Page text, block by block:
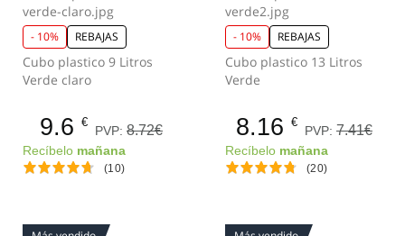
- 10% REBAJAS
Cubo plastico 9 Litros
Verde claro
9.6 €
PVP: 8.72€
Recíbelo mañana
(10)
- 10% REBAJAS
Cubo plastico 13 Litros
Verde
8.16 €
PVP: 7.41€
Recíbelo mañana
(20)